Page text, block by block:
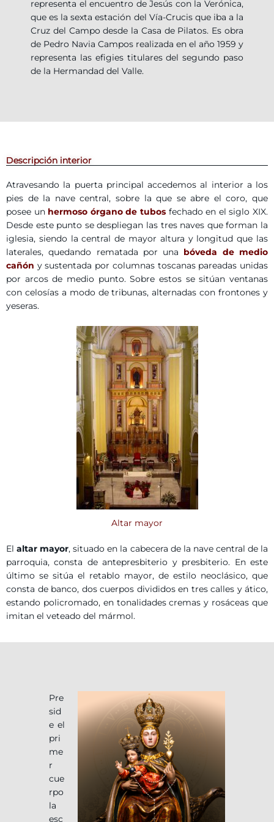
representa el encuentro de Jesús con la Verónica,
que es la sexta estación del Vía-Crucis que iba a la
Cruz del Campo desde la Casa de Pilatos. Es obra
de Pedro Navia Campos realizada en el año 1959 y
representa las efigies titulares del segundo paso
de la Hermandad del Valle.
Descripción interior
Atravesando la puerta principal accedemos al interior a los
pies de la nave central, sobre la que se abre el coro, que
posee un hermoso órgano de tubos fechado en el siglo XIX.
Desde este punto se despliegan las tres naves que forman la
iglesia, siendo la central de mayor altura y longitud que las
laterales, quedando rematada por una bóveda de medio
cañón y sustentada por columnas toscanas pareadas unidas
por arcos de medio punto. Sobre estos se sitúan ventanas
con celosías a modo de tribunas, alternadas con frontones y
yeseras.
Altar mayor
Elaltar mayor, situado en la cabecera de la nave central de la
parroquia, consta de antepresbiterio y presbiterio. En este
último se sitúa el retablo mayor, de estilo neoclásico, que
consta de banco, dos cuerpos divididos en tres calles y ático,
estando policromado, en tonalidades cremas y rosáceas que
imitan el veteado del mármol.
Pre
sid
e el
pri
me
r
cue
rpo
la
esc